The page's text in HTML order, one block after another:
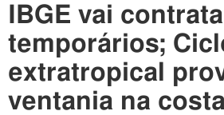
IBGE vai
temporários;
extratropical
ventania na